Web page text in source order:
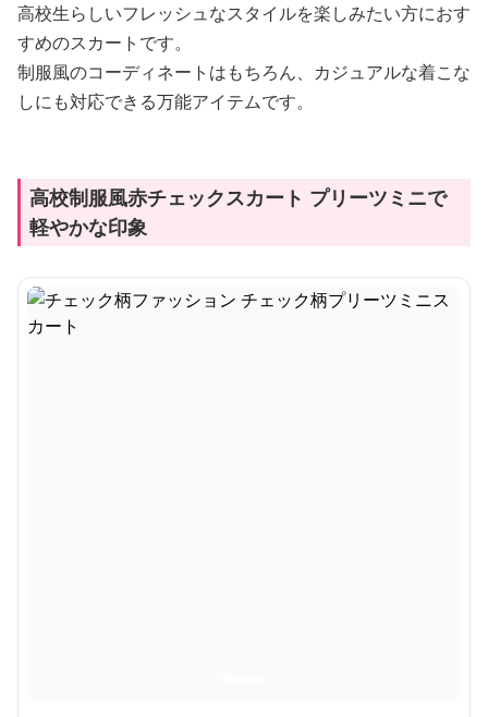
高校生らしいフレッシュなスタイルを楽しみたい方におす
すめのスカートです。
制服風のコーディネートはもちろん、カジュアルな着こな
しにも対応できる万能アイテムです。
高校制服風赤チェックスカート プリーツミニで
軽やかな印象